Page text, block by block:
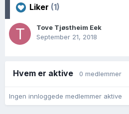
Liker (1)
Tove Tjøstheim Eek
September 21, 2018
Hvem er aktive 0 medlemmer
Ingen innloggede medlemmer aktive